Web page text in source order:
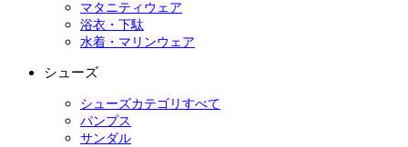
マタニティウェア
浴衣・下駄
水着・マリンウェア
シューズ
シューズカテゴリすべて
パンプス
サンダル